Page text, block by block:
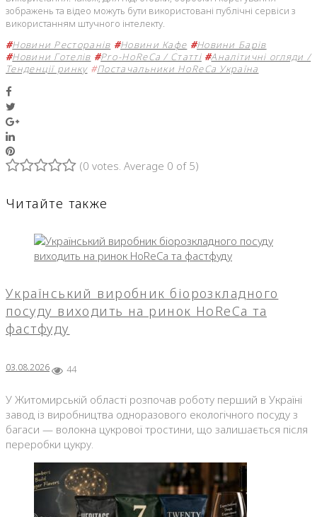
зображень та відео можуть бути використовані публічні сервіси з
використанням штучного інтелекту.
#Новини Ресторанів #Новини Кафе #Новини Барів
#Новини Готелів #Pro-HoReCa / Статті #Аналітичні огляди /
Тенденції ринку #Постачальники HoReCa Україна
Google+
LinkedIn
Pinterest
(0 votes . Average 0 of 5)
Читайте также
Український виробник біорозкладного
посуду виходить на ринок HoReCa та
фастфуду
03.08.2026 44
У Житомирській області розпочав роботу перший в Україні
завод із виробництва одноразового екологічного посуду з
багаси — волокна цукрової тростини, що залишається після
переробки цукру.